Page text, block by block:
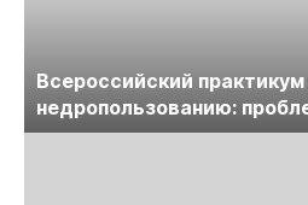
Всероссийский практикум
недропользованию:
лицензирования,